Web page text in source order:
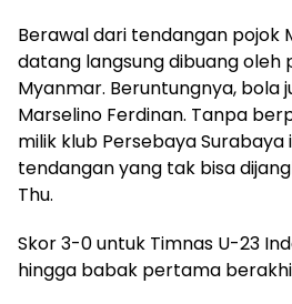
Berawal dari tendangan pojok
datang langsung dibuang oleh
Myanmar. Beruntungnya, bola
Marselino Ferdinan. Tanpa
milik klub Persebaya
tendangan yang tak bisa
Thu.
Skor 3-0 untuk Timnas U-23
hingga babak pertama